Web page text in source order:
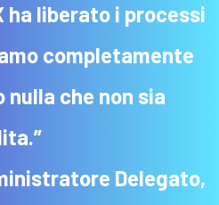
ha liberato i processi
completamente
che non sia
”
Delegato,